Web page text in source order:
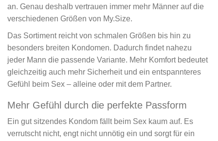
an. Genau deshalb vertrauen immer mehr Männer auf die
verschiedenen Größen von My.Size.
Das Sortiment reicht von schmalen Größen bis hin zu
besonders breiten Kondomen. Dadurch findet nahezu
jeder Mann die passende Variante. Mehr Komfort bedeutet
gleichzeitig auch mehr Sicherheit und ein entspannteres
Gefühl beim Sex – alleine oder mit dem Partner.
Mehr Gefühl durch die perfekte Passform
Ein gut sitzendes Kondom fällt beim Sex kaum auf. Es
verrutscht nicht, engt nicht unnötig ein und sorgt für ein